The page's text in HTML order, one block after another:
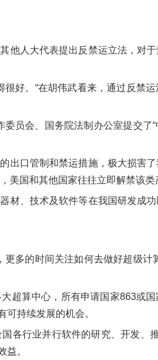
他人大代表提出反禁运立法，对
好。“在胡伟武看来，通过反禁
员会、国务院法制办公室提交了
出口管制和禁运措施，极大损害
国和其他国家往往立即解禁该类
材、技术及软件等在我国研发成
多的时间关注如何去做好超级计
超算中心，所有申请国家863或
持续发展的机会。
各行业并行软件的研究、开发、
益。